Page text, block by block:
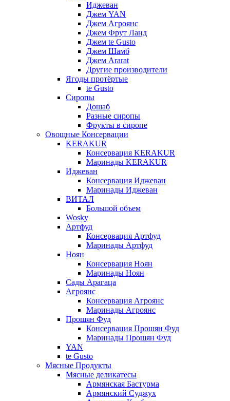
Иджеван
Джем YAN
Джем Агроянс
Джем Фрут Ланд
Джем te Gusto
Джем Шамб
Джем Ararat
Другие производители
Ягоды протёртые
te Gusto
Сиропы
Дошаб
Разные сиропы
Фрукты в сиропе
Овощные Консервации
KERAKUR
Консервация KERAKUR
Маринады KERAKUR
Иджеван
Консервация Иджеван
Маринады Иджеван
ВИТАЛ
Большой объем
Wosky
Артфуд
Консервация Артфуд
Маринады Артфуд
Ноян
Консервация Ноян
Маринады Ноян
Сады Арагаца
Агроянс
Консервация Агроянс
Маринады Агроянс
Прошян Фуд
Консервация Прошян Фуд
Маринады Прошян Фуд
YAN
te Gusto
Мясные Продукты
Мясные деликатесы
Армянская Бастурма
Армянский Суджух